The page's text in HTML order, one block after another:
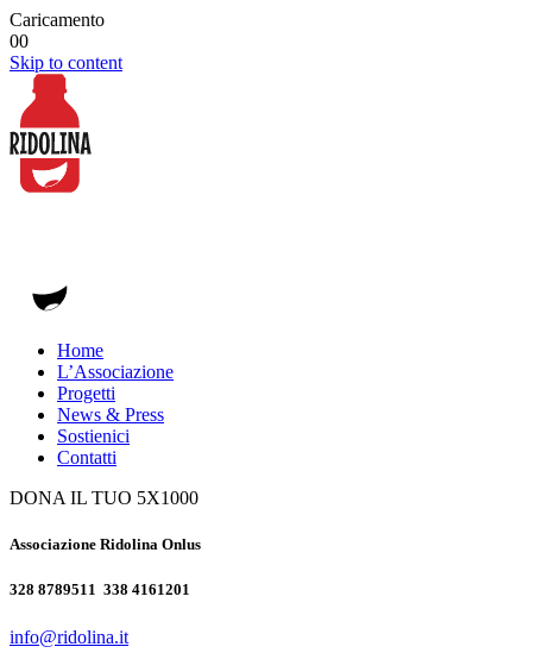
Caricamento
00
Skip to content
Home
L’Associazione
Progetti
News & Press
Sostienici
Contatti
DONA IL TUO 5X1000
Associazione Ridolina Onlus
328 8789511 ‭ 338 4161201‬
info@ridolina.it